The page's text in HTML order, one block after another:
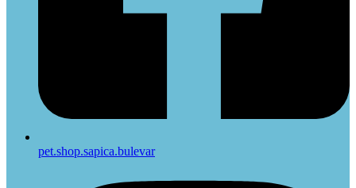
pet.shop.sapica.bulevar